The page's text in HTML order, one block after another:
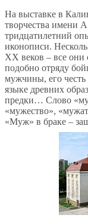
На выставке в
творчества имени
тридцатилетний
иконописи.
XX веков – все
подобно отряду
мужчины, его честь
языке древних
предки… Слово
«мужество»,
«Муж» в браке –